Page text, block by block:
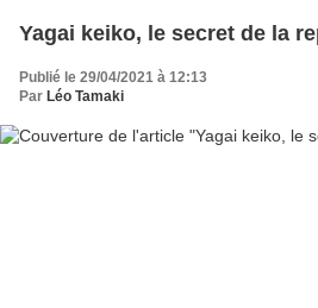
Yagai keiko, le secret de la
Publié le 29/04/2021 à 12:13
Par Léo Tamaki